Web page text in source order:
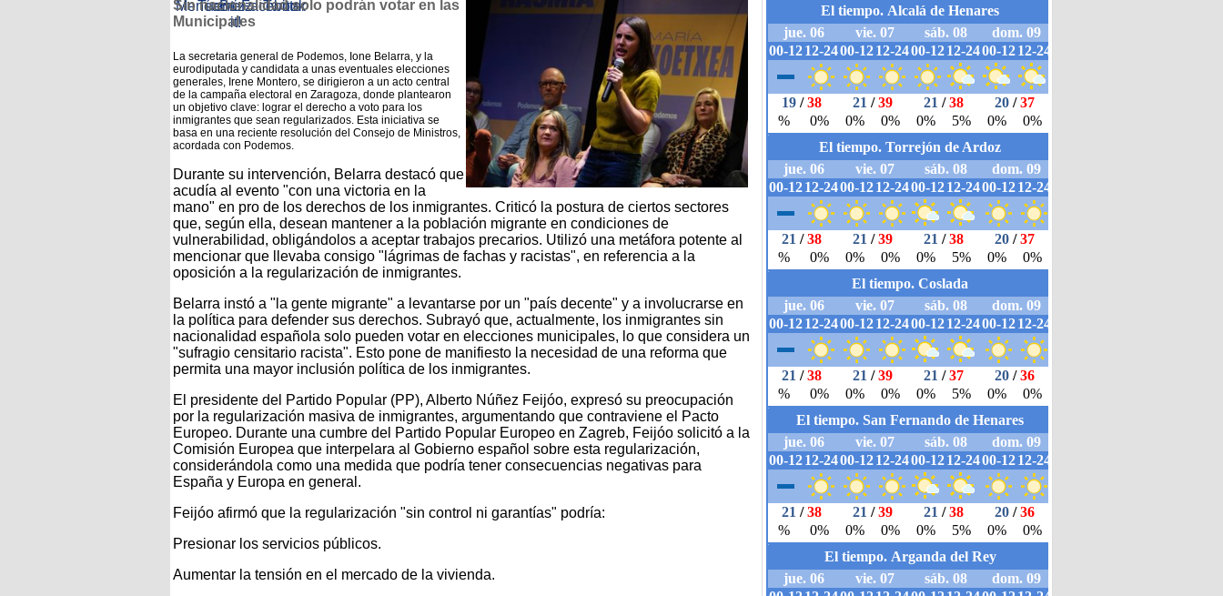
Sin nacionalidad solo podrán votar en las
Municipales
La secretaria general de Podemos, Ione Belarra, y la
eurodiputada y candidata a unas eventuales elecciones
generales, Irene Montero, se dirigieron a un acto central
de la campaña electoral en Zaragoza, donde plantearon
un objetivo clave: lograr el derecho a voto para los
inmigrantes que sean regularizados. Esta iniciativa se
basa en una reciente resolución del Consejo de Ministros,
acordada con Podemos.
Durante su intervención, Belarra destacó que
acudía al evento "con una victoria en la
mano" en pro de los derechos de los inmigrantes. Criticó la postura de ciertos sectores
que, según ella, desean mantener a la población migrante en condiciones de
vulnerabilidad, obligándolos a aceptar trabajos precarios. Utilizó una metáfora potente al
mencionar que llevaba consigo "lágrimas de fachas y racistas", en referencia a la
oposición a la regularización de inmigrantes.
Belarra instó a "la gente migrante" a levantarse por un "país decente" y a involucrarse en
la política para defender sus derechos. Subrayó que, actualmente, los inmigrantes sin
nacionalidad española solo pueden votar en elecciones municipales, lo que considera un
"sufragio censitario racista". Esto pone de manifiesto la necesidad de una reforma que
permita una mayor inclusión política de los inmigrantes.
El presidente del Partido Popular (PP), Alberto Núñez Feijóo, expresó su preocupación
por la regularización masiva de inmigrantes, argumentando que contraviene el Pacto
Europeo. Durante una cumbre del Partido Popular Europeo en Zagreb, Feijóo solicitó a la
Comisión Europea que interpelara al Gobierno español sobre esta regularización,
considerándola como una medida que podría tener consecuencias negativas para
España y Europa en general.
Feijóo afirmó que la regularización "sin control ni garantías" podría:
Presionar los servicios públicos.
Aumentar la tensión en el mercado de la vivienda.